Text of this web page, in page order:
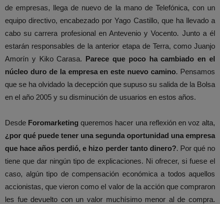
de empresas, llega de nuevo de la mano de Telefónica, con un
equipo directivo, encabezado por Yago Castillo, que ha llevado a
cabo su carrera profesional en Antevenio y Vocento. Junto a él
estarán responsables de la anterior etapa de Terra, como Juanjo
Amorín y Kiko Carasa. Parece que poco ha cambiado en el
núcleo duro de la empresa en este nuevo camino. Pensamos
que se ha olvidado la decepción que supuso su salida de la Bolsa
en el año 2005 y su disminución de usuarios en estos años.
Desde Foromarketing queremos hacer una reflexión en voz alta,
¿por qué puede tener una segunda oportunidad una empresa
que hace años perdió, e hizo perder tanto dinero?. Por qué no
tiene que dar ningún tipo de explicaciones. Ni ofrecer, si fuese el
caso, algún tipo de compensación económica a todos aquellos
accionistas, que vieron como el valor de la acción que compraron
les fue devuelto con un valor muchísimo menor al de compra.